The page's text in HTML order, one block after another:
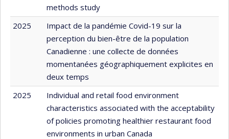
methods study
2025
Impact de la pandémie Covid-19 sur la
perception du bien-être de la population
Canadienne : une collecte de données
momentanées géographiquement explicites en
deux temps
2025
Individual and retail food environment
characteristics associated with the acceptability
of policies promoting healthier restaurant food
environments in urban Canada